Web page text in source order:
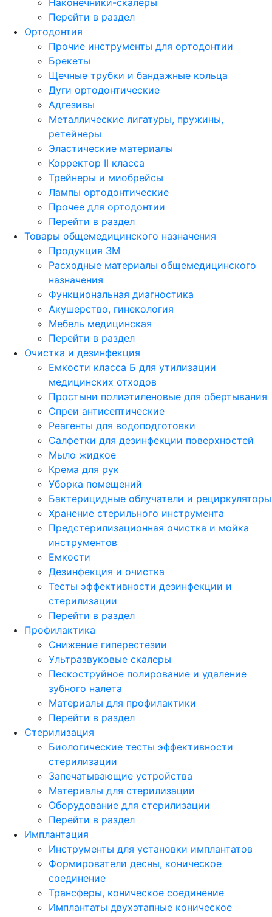
Перейти в раздел
Ортодонтия
Прочие инструменты для ортодонтии
Брекеты
Щечные трубки и бандажные кольца
Дуги ортодонтические
Адгезивы
Металлические лигатуры, пружины,
ретейнеры
Эластические материалы
Корректор II класса
Трейнеры и миобрейсы
Лампы ортодонтические
Прочее для ортодонтии
Перейти в раздел
Товары общемедицинского назначения
Продукция 3М
Расходные материалы общемедицинского
назначения
Функциональная диагностика
Акушерство, гинекология
Мебель медицинская
Перейти в раздел
Очистка и дезинфекция
Емкости класса Б для утилизации
медицинских отходов
Простыни полиэтиленовые для обертывания
Спреи антисептические
Реагенты для водоподготовки
Салфетки для дезинфекции поверхностей
Мыло жидкое
Крема для рук
Уборка помещений
Бактерицидные облучатели и рециркуляторы
Хранение стерильного инструмента
Предстерилизационная очистка и мойка
инструментов
Емкости
Дезинфекция и очистка
Тесты эффективности дезинфекции и
стерилизации
Перейти в раздел
Профилактика
Снижение гиперестезии
Ультразвуковые скалеры
Пескоструйное полирование и удаление
зубного налета
Материалы для профилактики
Перейти в раздел
Стерилизация
Биологические тесты эффективности
стерилизации
Запечатывающие устройства
Материалы для стерилизации
Оборудование для стерилизации
Перейти в раздел
Имплантация
Инструменты для установки имплантатов
Формирователи десны, коническое
соединение
Трансферы, коническое соединение
Имплантаты двухэтапные коническое